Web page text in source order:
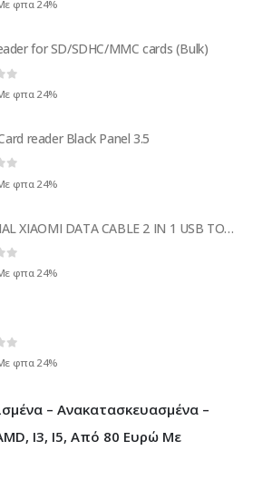
φπα 24%
for SD/SDHC/MMC cards (Bulk)
φπα 24%
reader Black Panel 3.5
φπα 24%
ORIGINAL XIAOMI DATA CABLE 2 IN 1 USB TO TYPE C | MICRO USB 1m white
φπα 24%
φπα 24%
– Ανακατασκευασμένα –
I3, I5, Από 80 Ευρώ Με